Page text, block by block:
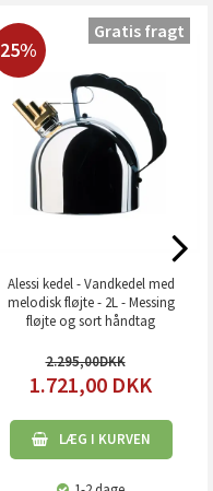
25%
Alessi kedel - Vandkedel med
melodisk fløjte - 2L - Messing
fløjte og sort håndtag
2.295,00
1.721,00 DKK
LÆG I KURVEN
Gratis fragt